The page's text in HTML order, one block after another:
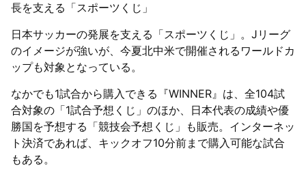
長を支える「スポーツくじ」
日本サッカーの発展を支える「スポーツくじ」。Jリーグ
のイメージが強いが、今夏北中米で開催されるワールドカ
ップも対象となっている。
なかでも1試合から購入できる『WINNER』は、全104試
合対象の「1試合予想くじ」のほか、日本代表の成績や優
勝国を予想する「競技会予想くじ」も販売。インターネッ
ト決済であれば、キックオフ10分前まで購入可能な試合
もある。